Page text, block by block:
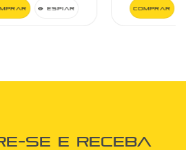
Comprar Espiar
se e receba